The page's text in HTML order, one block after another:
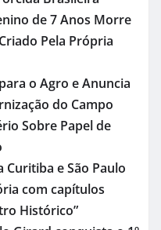
de 7 Anos Morre
Pela Própria
o Agro e Anuncia
do Campo
Sobre Papel de
e São Paulo
com capítulos
Histórico”